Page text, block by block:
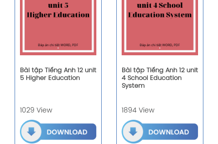
Bài tập Tiếng Anh 12 unit
5 Higher Education
1029 View
Bài tập Tiếng Anh 12 unit
4 School Education
System
1894 View